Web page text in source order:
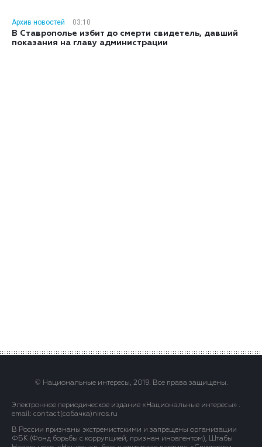
Архив новостей
03:10
В Ставрополье избит до смерти свидетель, давший
показания на главу администрации
© Национальные интересы, 2019. Все права защищены.
Электронное периодическое издание «Национальные интересы» .
email: contact(сoбaчка)niros.ru
В России признаны экстремистскими и запрещены организации
ФБК (Фонд борьбы с коррупцией, признан иноагентом), Штабы